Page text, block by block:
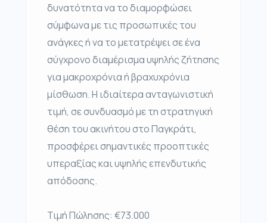
δυνατότητα να το διαμορφώσει
σύμφωνα με τις προσωπικές του
ανάγκες ή να το μετατρέψει σε ένα
σύγχρονο διαμέρισμα υψηλής ζήτησης
για μακροχρόνια ή βραχυχρόνια
μίσθωση. Η ιδιαίτερα ανταγωνιστική
τιμή, σε συνδυασμό με τη στρατηγική
θέση του ακινήτου στο Παγκράτι,
προσφέρει σημαντικές προοπτικές
υπεραξίας και υψηλής επενδυτικής
απόδοσης.
Τιμή Πώλησης: €73.000